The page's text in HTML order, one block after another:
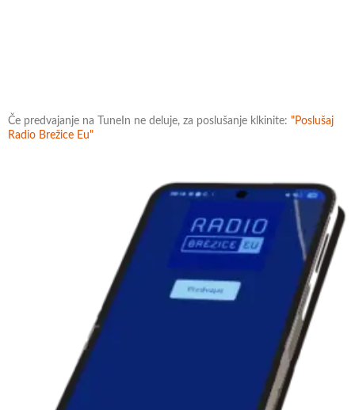
Če predvajanje na TuneIn ne deluje, za poslušanje klkinite: "Poslušaj
Radio Brežice Eu"